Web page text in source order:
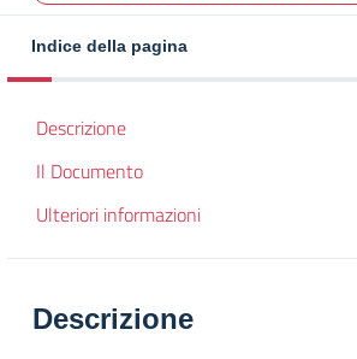
Indice della pagina
Descrizione
Il Documento
Ulteriori informazioni
Descrizione